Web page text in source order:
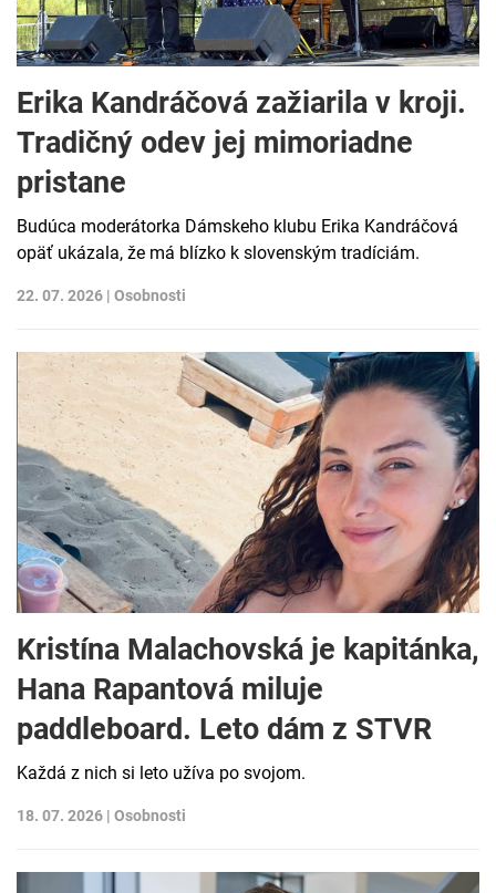
Erika Kandráčová zažiarila v kroji.
Tradičný odev jej mimoriadne
pristane
Budúca moderátorka Dámskeho klubu Erika Kandráčová
opäť ukázala, že má blízko k slovenským tradíciám.
22. 07. 2026 | Osobnosti
Kristína Malachovská je kapitánka,
Hana Rapantová miluje
paddleboard. Leto dám z STVR
Každá z nich si leto užíva po svojom.
18. 07. 2026 | Osobnosti